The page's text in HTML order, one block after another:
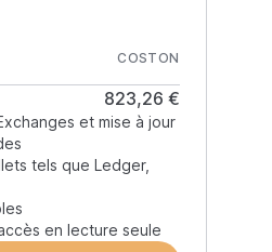
COSTON
823,26 €
et mise à jour
tels que Ledger,
en lecture seule